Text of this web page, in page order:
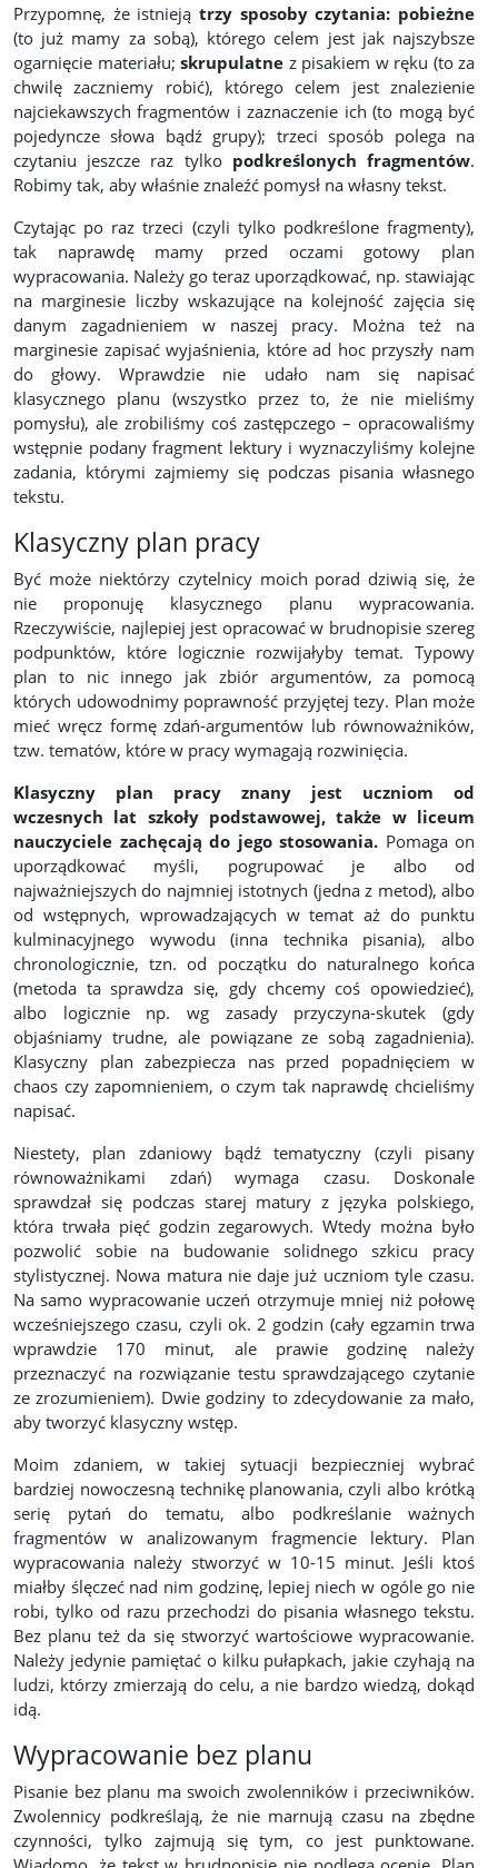
Przypomnę, że istnieją trzy sposoby czytania: pobieżne
(to już mamy za sobą), którego celem jest jak najszybsze
ogarnięcie materiału; skrupulatne z pisakiem w ręku (to za
chwilę zaczniemy robić), którego celem jest znalezienie
najciekawszych fragmentów i zaznaczenie ich (to mogą być
pojedyncze słowa bądź grupy); trzeci sposób polega na
czytaniu jeszcze raz tylko podkreślonych fragmentów.
Robimy tak, aby właśnie znaleźć pomysł na własny tekst.
Czytając po raz trzeci (czyli tylko podkreślone fragmenty),
tak naprawdę mamy przed oczami gotowy plan
wypracowania. Należy go teraz uporządkować, np. stawiając
na marginesie liczby wskazujące na kolejność zajęcia się
danym zagadnieniem w naszej pracy. Można też na
marginesie zapisać wyjaśnienia, które ad hoc przyszły nam
do głowy. Wprawdzie nie udało nam się napisać
klasycznego planu (wszystko przez to, że nie mieliśmy
pomysłu), ale zrobiliśmy coś zastępczego – opracowaliśmy
wstępnie podany fragment lektury i wyznaczyliśmy kolejne
zadania, którymi zajmiemy się podczas pisania własnego
tekstu.
Klasyczny plan pracy
Być może niektórzy czytelnicy moich porad dziwią się, że
nie proponuję klasycznego planu wypracowania.
Rzeczywiście, najlepiej jest opracować w brudnopisie szereg
podpunktów, które logicznie rozwijałyby temat. Typowy
plan to nic innego jak zbiór argumentów, za pomocą
których udowodnimy poprawność przyjętej tezy. Plan może
mieć wręcz formę zdań-argumentów lub równoważników,
tzw. tematów, które w pracy wymagają rozwinięcia.
Klasyczny plan pracy znany jest uczniom od
wczesnych lat szkoły podstawowej, także w liceum
nauczyciele zachęcają do jego stosowania. Pomaga on
uporządkować myśli, pogrupować je albo od
najważniejszych do najmniej istotnych (jedna z metod), albo
od wstępnych, wprowadzających w temat aż do punktu
kulminacyjnego wywodu (inna technika pisania), albo
chronologicznie, tzn. od początku do naturalnego końca
(metoda ta sprawdza się, gdy chcemy coś opowiedzieć),
albo logicznie np. wg zasady przyczyna-skutek (gdy
objaśniamy trudne, ale powiązane ze sobą zagadnienia).
Klasyczny plan zabezpiecza nas przed popadnięciem w
chaos czy zapomnieniem, o czym tak naprawdę chcieliśmy
napisać.
Niestety, plan zdaniowy bądź tematyczny (czyli pisany
równoważnikami zdań) wymaga czasu. Doskonale
sprawdzał się podczas starej matury z języka polskiego,
która trwała pięć godzin zegarowych. Wtedy można było
pozwolić sobie na budowanie solidnego szkicu pracy
stylistycznej. Nowa matura nie daje już uczniom tyle czasu.
Na samo wypracowanie uczeń otrzymuje mniej niż połowę
wcześniejszego czasu, czyli ok. 2 godzin (cały egzamin trwa
wprawdzie 170 minut, ale prawie godzinę należy
przeznaczyć na rozwiązanie testu sprawdzającego czytanie
ze zrozumieniem). Dwie godziny to zdecydowanie za mało,
aby tworzyć klasyczny wstęp.
Moim zdaniem, w takiej sytuacji bezpieczniej wybrać
bardziej nowoczesną technikę planowania, czyli albo krótką
serię pytań do tematu, albo podkreślanie ważnych
fragmentów w analizowanym fragmencie lektury. Plan
wypracowania należy stworzyć w 10-15 minut. Jeśli ktoś
miałby ślęczeć nad nim godzinę, lepiej niech w ogóle go nie
robi, tylko od razu przechodzi do pisania własnego tekstu.
Bez planu też da się stworzyć wartościowe wypracowanie.
Należy jedynie pamiętać o kilku pułapkach, jakie czyhają na
ludzi, którzy zmierzają do celu, a nie bardzo wiedzą, dokąd
idą.
Wypracowanie bez planu
Pisanie bez planu ma swoich zwolenników i przeciwników.
Zwolennicy podkreślają, że nie marnują czasu na zbędne
czynności, tylko zajmują się tym, co jest punktowane.